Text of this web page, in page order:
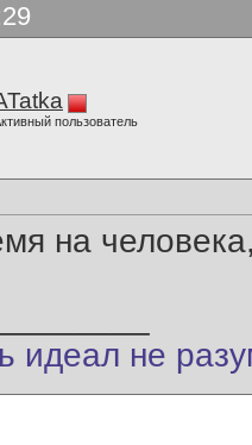
пользователь
на
идеал не